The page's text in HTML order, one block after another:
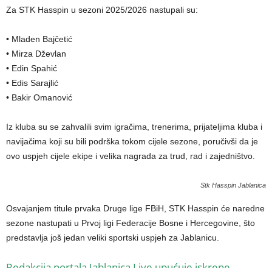
Za STK Hasspin u sezoni 2025/2026 nastupali su:
• Mladen Bajčetić
• Mirza Dževlan
• Edin Spahić
• Edis Sarajlić
• Bakir Omanović
Iz kluba su se zahvalili svim igračima, trenerima, prijateljima kluba i
navijačima koji su bili podrška tokom cijele sezone, poručivši da je
ovo uspjeh cijele ekipe i velika nagrada za trud, rad i zajedništvo.
Stk Hasspin Jablanica
Osvajanjem titule prvaka Druge lige FBiH, STK Hasspin će naredne
sezone nastupati u Prvoj ligi Federacije Bosne i Hercegovine, što
predstavlja još jedan veliki sportski uspjeh za Jablanicu.